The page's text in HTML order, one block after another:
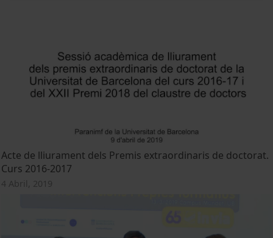
Acte de lliurament dels Premis extraordinaris de doctorat.
Curs 2016-2017
4 Abril, 2019